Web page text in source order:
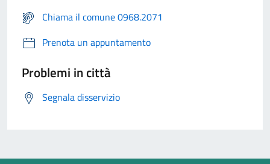
Chiama il comune 0968.2071
Prenota un appuntamento
Problemi in città
Segnala disservizio